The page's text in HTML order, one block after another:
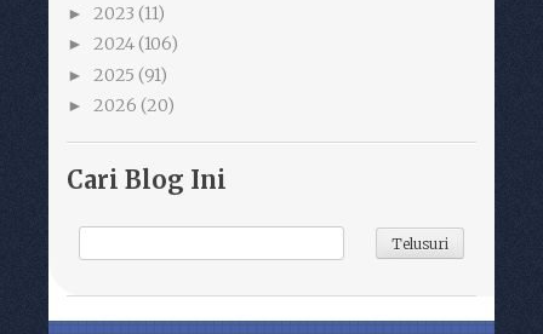
► 2023 (11)
► 2024(106)
► 2025 (91)
► 2026 (20)
Cari Blog Ini